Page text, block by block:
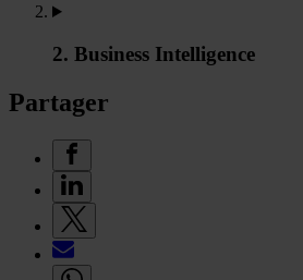
2. Business Intelligence
Partager